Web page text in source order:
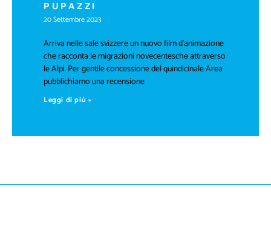
PUPAZZI
20 Settembre 2023
Arriva nelle sale svizzere un nuovo film d’animazione
che racconta le migrazioni novecentesche attraverso
le Alpi. Per gentile concessione del quindicinale Area
pubblichiamo una recensione
Leggi di più »